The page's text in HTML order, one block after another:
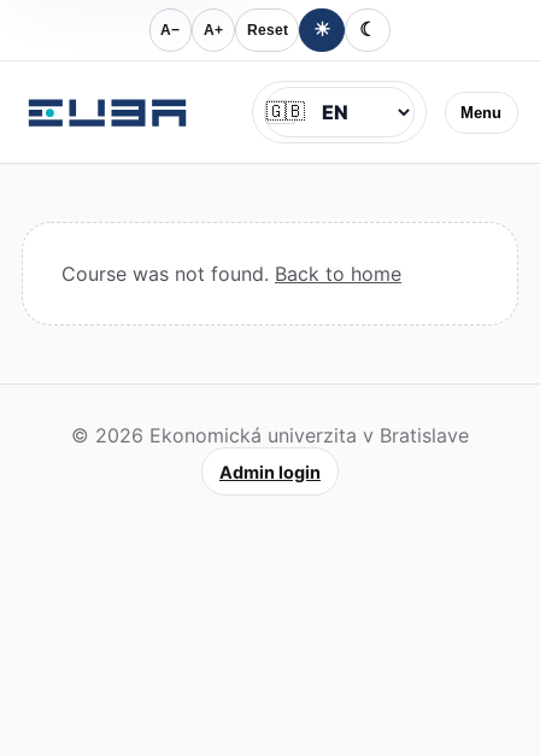
A− A+ Reset ☀ ☾
Menu
Jazyk
🇬🇧
Course was not found. Back to home
© 2026 Ekonomická univerzita v Bratislave
Admin login